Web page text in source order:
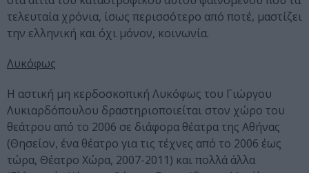
τελευταία χρόνια, ίσως περισσότερο από ποτέ, μαστίζει
την ελληνική και όχι μόνον, κοινωνία.
Λυκόφως
Η αστική μη κερδοσκοπική Λυκόφως του Γιώργου
Λυκιαρδόπουλου δραστηριοποιείται στον χώρο του
θεάτρου από το 2006 σε διάφορα θέατρα της Αθήνας
(Θησείον, ένα θέατρο για τις τέχνες από το 2006 έως
τώρα, Θέατρο Χώρα, 2007-2011) και πολλά άλλα